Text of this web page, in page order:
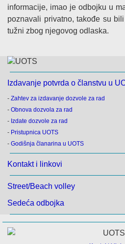
informacije, imao je odbojku u
poznavali privatno, takođe su
tužni zbog njegovog odlaska.
Izdavanje potvrda o članstvu u
- Zahtev za izdavanje dozvole za rad
- Obnova dozvola za rad
- Izdate dozvole za rad
- Pristupnica UOTS
- Godišnja članarina u UOTS
Kontakt i linkovi
Street/Beach volley
Sedeća odbojka